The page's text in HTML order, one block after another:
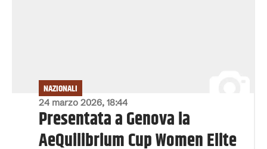
24 marzo 2026, 18:44
NAZIONALI
Presentata a Genova la
AeQuilibrium Cup Women Elite